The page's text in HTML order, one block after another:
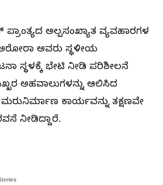
ಅಲ್ಪಸಂಖ್ಯಾತ ವ್ಯವಹಾರಗಳ
ಅವರು ಸ್ಥಳೀಯ
ಸ್ಥಳಕ್ಕೆ ಭೇಟಿ ನೀಡಿ ಪರಿಶೀಲನೆ
ಅಹವಾಲುಗಳನ್ನು ಆಲಿಸಿದ
ಮರುನಿರ್ಮಾಣ ಕಾರ್ಯವನ್ನು ತಕ್ಷಣವೇ
ನೀಡಿದ್ದಾರೆ.